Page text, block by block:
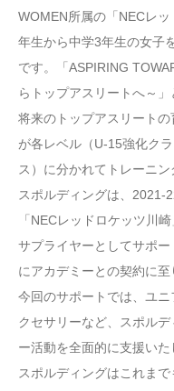
WOMEN所属の「NECレ
年生から中学3年生の女子
です。「ASPIRING
らトップアスリートへ～
将来のトップアスリート
が各レベル（U-15強化ク
ス）に分かれてトレーニン
スポルディングは、2021-
「NECレッドロケッツ川
サプライヤーとしてサポ
にアカデミーとの契約に至
今回のサポートでは、ユ
クセサリーなど、スポル
ー活動を全面的に支援いた
スポルディングはこれま